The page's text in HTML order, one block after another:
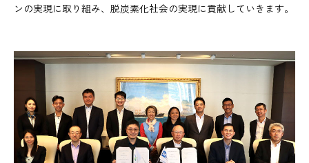
ンの実現に取り組み、脱炭素化社会の実現に貢献していきます。